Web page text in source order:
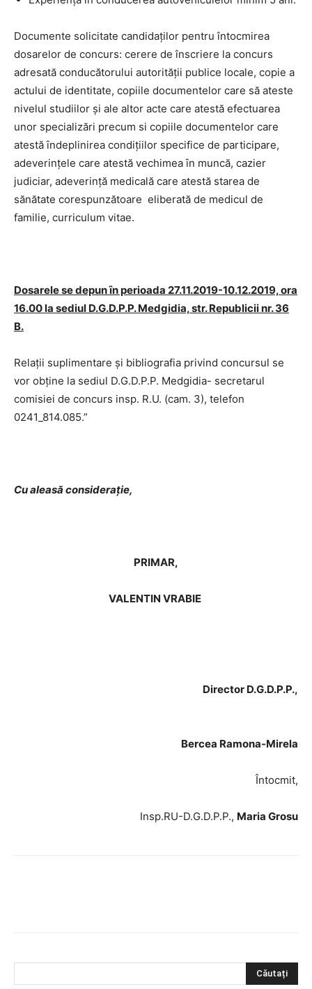
Documente solicitate candidaţilor pentru întocmirea
dosarelor de concurs: cerere de înscriere la concurs
adresată conducătorului autorităţii publice locale, copie a
actului de identitate, copiile documentelor care să ateste
nivelul studiilor și ale altor acte care atestă efectuarea
unor specializări precum si copiile documentelor care
atestă ȋndeplinirea condiţiilor specifice de participare,
adeverinţele care atestă vechimea ȋn muncă, cazier
judiciar, adeverinţă medicală care atestă starea de
sănătate corespunzătoare eliberată de medicul de
familie, curriculum vitae.
Dosarele se depun ȋn perioada 27.11.2019-10.12.2019, ora
16.00 la sediul D.G.D.P.P. Medgidia, str. Republicii nr. 36
B.
Relaţii suplimentare şi bibliografia privind concursul se
vor obţine la sediul D.G.D.P.P. Medgidia- secretarul
comisiei de concurs insp. R.U. (cam. 3), telefon
0241_814.085.”
Cu aleasă consideraţie,
PRIMAR,
VALENTIN VRABIE
Director D.G.D.P.P.,
Bercea Ramona-Mirela
Întocmit,
Insp.RU-D.G.D.P.P., Maria Grosu